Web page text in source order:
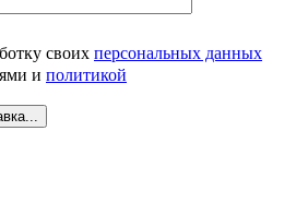
своих персональных данных
и политикой